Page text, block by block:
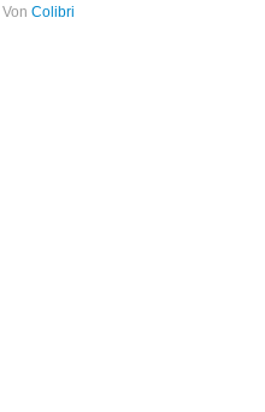
Von Colibri